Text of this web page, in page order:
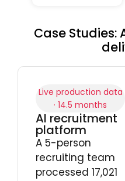
Case Studies:
Live production data
· 14.5 months
AI recruitment
platform
A 5-person
recruiting team
processed 17,021